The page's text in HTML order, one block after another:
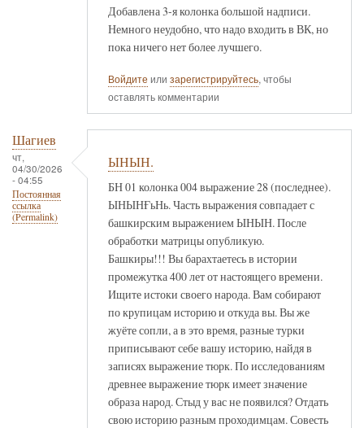
Добавлена 3-я колонка большой надписи.
Немного неудобно, что надо входить в ВК, но
пока ничего нет более лучшего.
Войдите или зарегистрируйтесь, чтобы
оставлять комментарии
Шагиев
чт,
04/30/2026
- 04:55
Постоянная
ссылка
(Permalink)
ЫНЫН.
БН 01 колонка 004 выражение 28 (последнее).
ЫНЫНҒьНь. Часть выражения совпадает с
башкирским выражением ЫНЫН. После
обработки матрицы опубликую.
Башкиры!!! Вы барахтаетесь в истории
промежутка 400 лет от настоящего времени.
Ищите истоки своего народа. Вам собирают
по крупицам историю и откуда вы. Вы же
жуёте сопли, а в это время, разные турки
приписывают себе вашу историю, найдя в
записях выражение тюрк. По исследованиям
древнее выражение тюрк имеет значение
образа народ. Стыд у вас не появился? Отдать
свою историю разным проходимцам. Совесть